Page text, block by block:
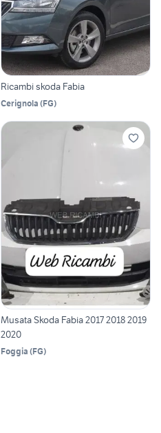
Ricambi skoda Fabia
Cerignola (FG)
Musata Skoda Fabia 2017 2018 2019
2020
Foggia (FG)